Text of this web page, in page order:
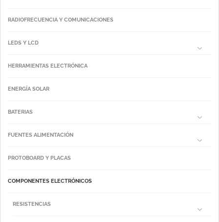
RADIOFRECUENCIA Y COMUNICACIONES
LEDS Y LCD
HERRAMIENTAS ELECTRÓNICA
ENERGÍA SOLAR
BATERIAS
FUENTES ALIMENTACIÓN
PROTOBOARD Y PLACAS
COMPONENTES ELECTRÓNICOS
RESISTENCIAS